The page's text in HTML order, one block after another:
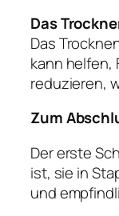
Das
Das
kann helfen,
reduzieren,
Zum
Der erste
ist, sie in
und